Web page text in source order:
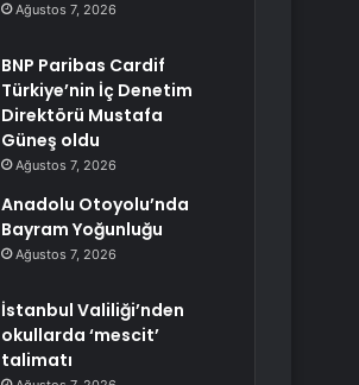
Ağustos 7, 2026
BNP Paribas Cardif
Türkiye’nin İç Denetim
Direktörü Mustafa
Güneş oldu
Ağustos 7, 2026
Anadolu Otoyolu’nda
Bayram Yoğunluğu
Ağustos 7, 2026
İstanbul Valiliği’nden
okullarda ‘mescit’
talimatı